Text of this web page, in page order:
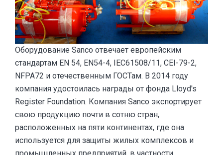
Оборудование Sanco отвечает европейским
стандартам EN 54, EN54-4, IEC61508/11, CEI-79-2,
NFPA72 и отечественным ГОСТам. В 2014 году
компания удостоилась награды от фонда Lloyd's
Register Foundation. Компания Sanco экспортирует
свою продукцию почти в сотню стран,
расположенных на пяти континентах, где она
используется для защиты жилых комплексов и